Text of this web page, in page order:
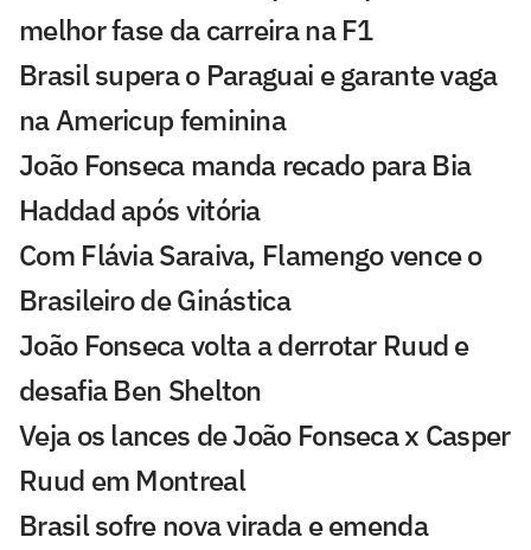
melhor fase da carreira na F1
Brasil supera o Paraguai e garante vaga
na Americup feminina
João Fonseca manda recado para Bia
Haddad após vitória
Com Flávia Saraiva, Flamengo vence o
Brasileiro de Ginástica
João Fonseca volta a derrotar Ruud e
desafia Ben Shelton
Veja os lances de João Fonseca x Casper
Ruud em Montreal
Brasil sofre nova virada e emenda